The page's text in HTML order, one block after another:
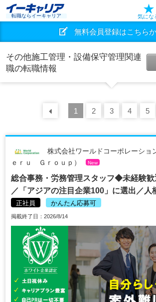
転職ならイーキャリア 気にな
無料会員登録はこちら
その他施工管理・設備保守管理関連
職の転職情報
前の 30
1 2 3 4 5
株式会社ワールドコーポレーショ
ｅｒｕ Ｇｒｏｕｐ）
New
総合事務・労務管理スタッフ◆未経験
／「アジアの注目企業100」に選出／
正社員 かんたん応募可
掲載終了日：2026/8/14